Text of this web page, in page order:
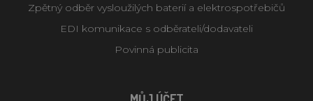
Zpětný odběr vysloužilých baterií a elektrospotřebičů
EDI komunikace s odběrateli/dodavateli
Povinná publicita